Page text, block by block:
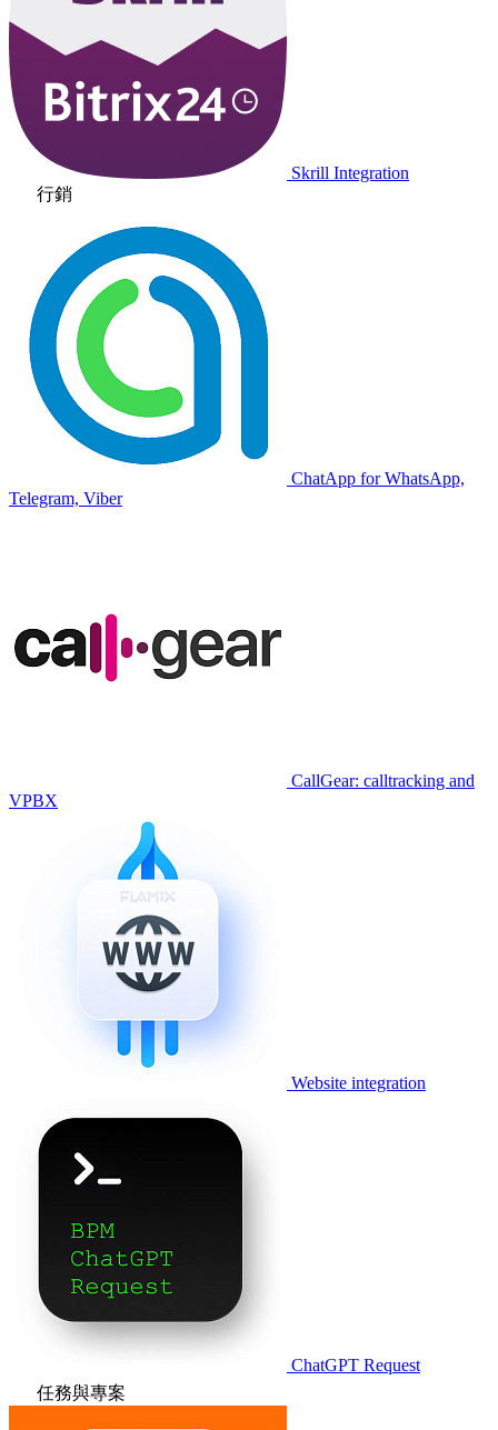
Skrill Integration
行銷
ChatApp for WhatsApp,
Telegram, Viber
CallGear: calltracking and
VPBX
Website integration
ChatGPT Request
任務與專案